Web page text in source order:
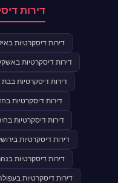
דירות
דירות דיסקרטיות
דירות דיסקרטיות
דירות דיסקרטיות בבת
דירות דיסקרטיות
דירות דיסקרטיות
דירות דיסקרטיות
דירות דיסקרטיות
דירות דיסקרטיות